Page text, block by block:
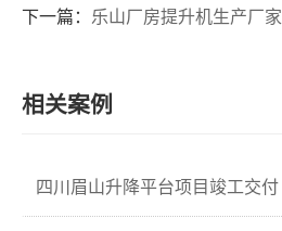
下一篇： 乐山厂房提升机生产厂家
相关案例
四川眉山升降平台项目竣工交付